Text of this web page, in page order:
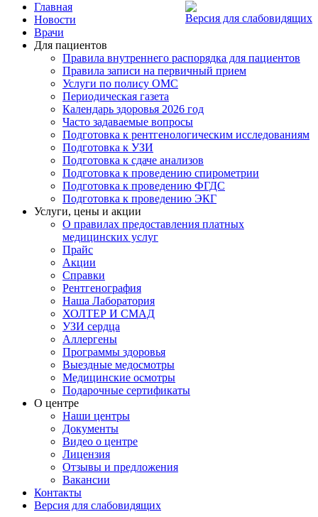
Версия для слабовидящих
Главная
Новости
Врачи
Для пациентов
Правила внутреннего распорядка для пациентов
Правила записи на первичный прием
Услуги по полису ОМС
Периодическая газета
Календарь здоровья 2026 год
Часто задаваемые вопросы
Подготовка к рентгенологическим исследованиям
Подготовка к УЗИ
Подготовка к сдаче анализов
Подготовка к проведению спирометрии
Подготовка к проведению ФГДС
Подготовка к проведению ЭКГ
Услуги, цены и акции
О правилах предоставления платных
медицинских услуг
Прайс
Акции
Справки
Рентгенография
Наша Лаборатория
ХОЛТЕР И СМАД
УЗИ сердца
Аллергены
Программы здоровья
Выездные медосмотры
Медицинские осмотры
Подарочные сертификаты
О центре
Наши центры
Документы
Видео о центре
Лицензия
Отзывы и предложения
Вакансии
Контакты
Версия для слабовидящих